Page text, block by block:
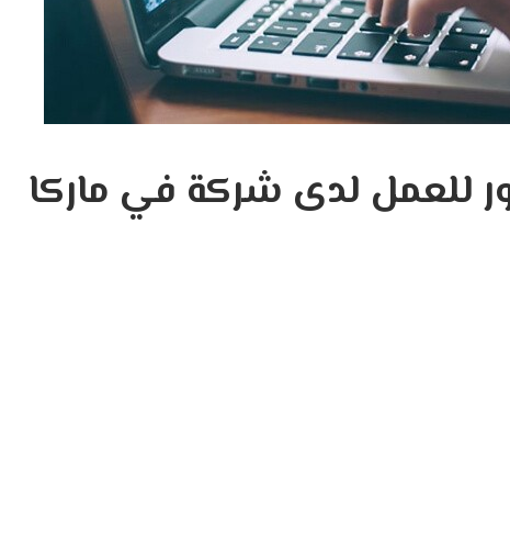
للعمل لدى شركة في ماركا